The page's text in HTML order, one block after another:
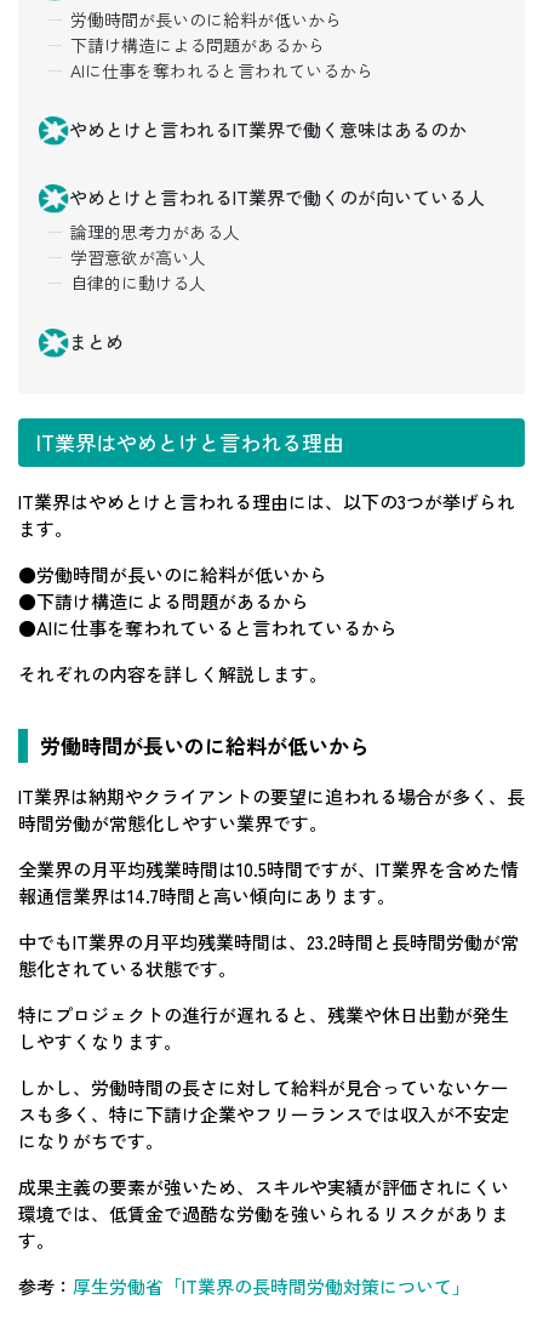
労働時間が長いのに給料が低いから
下請け構造による問題があるから
AIに仕事を奪われると言われているから
やめとけと言われるIT業界で働く意味はあるのか
やめとけと言われるIT業界で働くのが向いている人
論理的思考力がある人
学習意欲が高い人
自律的に動ける人
まとめ
IT業界はやめとけと言われる理由
IT業界はやめとけと言われる理由には、以下の3つが挙げられ
ます。
●労働時間が長いのに給料が低いから
●下請け構造による問題があるから
●AIに仕事を奪われていると言われているから
それぞれの内容を詳しく解説します。
労働時間が長いのに給料が低いから
IT業界は納期やクライアントの要望に追われる場合が多く、長
時間労働が常態化しやすい業界です。
全業界の月平均残業時間は10.5時間ですが、IT業界を含めた情
報通信業界は14.7時間と高い傾向にあります。
中でもIT業界の月平均残業時間は、23.2時間と長時間労働が常
態化されている状態です。
特にプロジェクトの進行が遅れると、残業や休日出勤が発生
しやすくなります。
しかし、労働時間の長さに対して給料が見合っていないケー
スも多く、特に下請け企業やフリーランスでは収入が不安定
になりがちです。
成果主義の要素が強いため、スキルや実績が評価されにくい
環境では、低賃金で過酷な労働を強いられるリスクがありま
す。
参考： 厚生労働省「IT業界の長時間労働対策について」